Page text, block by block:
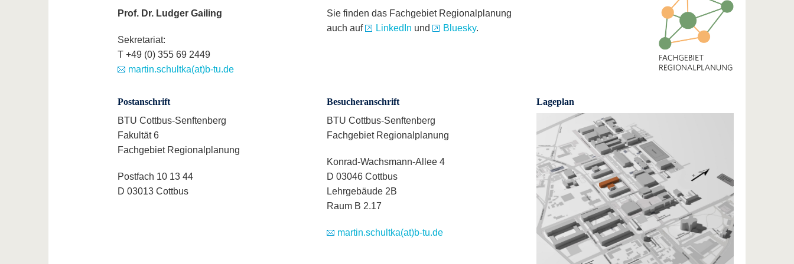
Prof. Dr. Ludger Gailing
Sekretariat:
T +49 (0) 355 69 2449
martin.schultka(at)b-tu.de
Sie finden das Fachgebiet Regionalplanung
auch auf
LinkedIn und Bluesky.
Postanschrift
BTU Cottbus-Senftenberg
Fakultät 6
Fachgebiet Regionalplanung
Postfach 10 13 44
D 03013 Cottbus
Besucheranschrift
BTU Cottbus-Senftenberg
Fachgebiet Regionalplanung
Konrad-Wachsmann-Allee 4
D 03046 Cottbus
Lehrgebäude 2B
Raum B 2.17
martin.schultka(at)b-tu.de
Lageplan